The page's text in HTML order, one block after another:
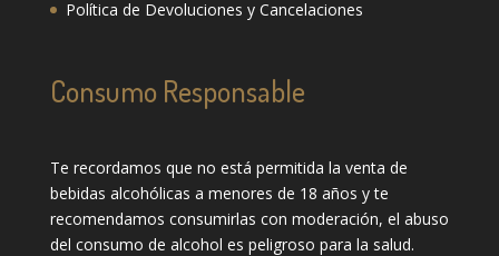
Política de Devoluciones y Cancelaciones
Consumo Responsable
Te recordamos que no está permitida la venta de
bebidas alcohólicas a menores de 18 años y te
recomendamos consumirlas con moderación, el abuso
del consumo de alcohol es peligroso para la salud.